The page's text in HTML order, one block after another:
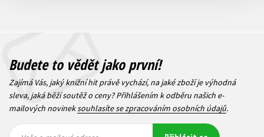
Budete to vědět jako první!
Zajímá Vás, jaký knižní hit právě vychází, na jaké zboží je výhodná
sleva, jaká běží soutěž o ceny? Přihlášením k odběru našich e-
mailových novineksouhlasíte se zpracováním osobních údajů.